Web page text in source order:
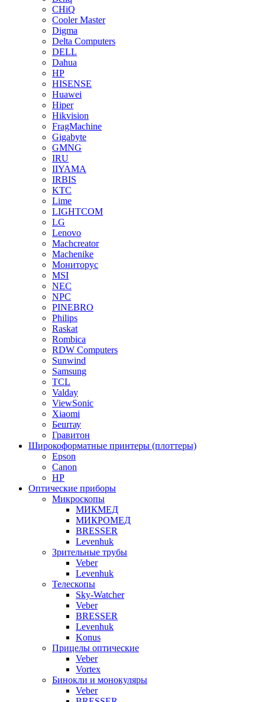
CHiQ
Cooler Master
Digma
Delta Computers
DELL
Dahua
HP
HISENSE
Huawei
Hiper
Hikvision
FragMachine
Gigabyte
GMNG
IRU
IIYAMA
IRBIS
KTC
Lime
LIGHTCOM
LG
Lenovo
Machcreator
Machenike
Мониторус
MSI
NEC
NPC
PINEBRO
Philips
Raskat
Rombica
RDW Computers
Sunwind
Samsung
TCL
Valday
ViewSonic
Xiaomi
Бештау
Гравитон
Широкоформатные принтеры (плоттеры)
Epson
Canon
HP
Оптические приборы
Микроскопы
МИКМЕД
МИКРОМЕД
BRESSER
Levenhuk
Зрительные трубы
Veber
Levenhuk
Телескопы
Sky-Watcher
Veber
BRESSER
Levenhuk
Konus
Прицелы оптические
Veber
Vortex
Бинокли и монокуляры
Veber